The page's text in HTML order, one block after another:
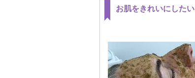
お肌をきれいにしたい